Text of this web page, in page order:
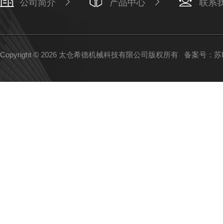
公司简介 产品中心 联系
Copyright © 2026 太仓希德机械科技有限公司版权所有 备案号：